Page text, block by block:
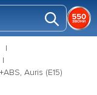
Auris (E15)